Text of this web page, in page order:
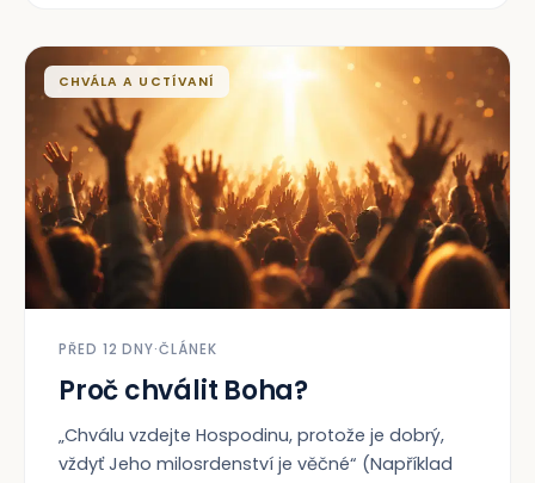
CHVÁLA A UCTÍVANÍ
PŘED 12 DNY·ČLÁNEK
Proč chválit Boha?
„Chválu vzdejte Hospodinu, protože je dobrý,
vždyť Jeho milosrdenství je věčné“ (Například